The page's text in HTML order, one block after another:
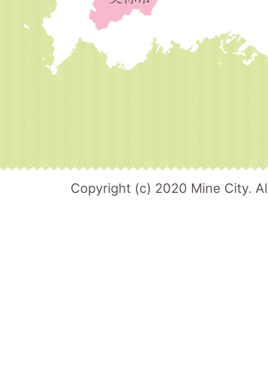
Copyright (c) 2020 Mine City.